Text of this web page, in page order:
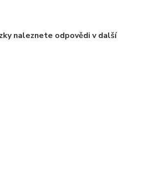
naleznete odpovědi v další